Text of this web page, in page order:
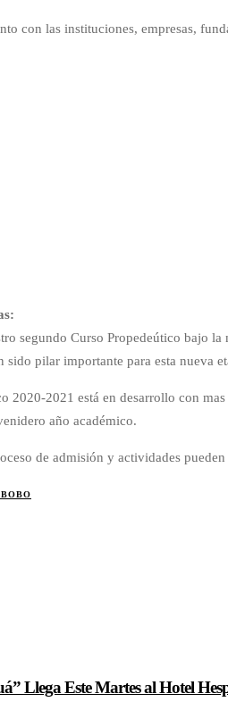
con las instituciones, empresas,
segundo Curso Propedeútico bajo
pilar importante para esta nueva
2020-2021 está en desarrollo con
año académico.
de admisión y actividades
Llega Este Martes al Hotel